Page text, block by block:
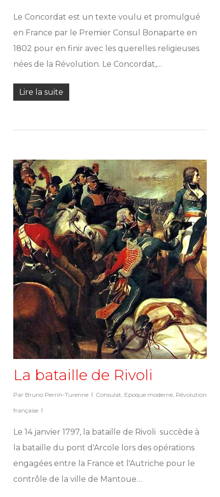
Le Concordat est un texte voulu et promulgué
en France par le Premier Consul Bonaparte en
1802 pour en finir avec les querelles religieuses
nées de la Révolution. Le Concordat,…
Lire la suite
La bataille de Rivoli
Par Bruno Perrin-Turenne Consulat, Epoque moderne, Révolution
française
Le 14 janvier 1797, la bataille de Rivoli succède à
la bataille du pont d'Arcole lors des opérations
engagées entre la France et l'Autriche pour le
contrôle de la ville de Mantoue…